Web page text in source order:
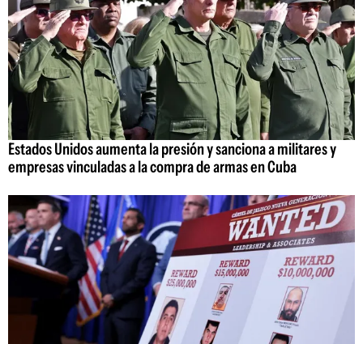
Estados Unidos aumenta la presión y sanciona a militares y
empresas vinculadas a la compra de armas en Cuba